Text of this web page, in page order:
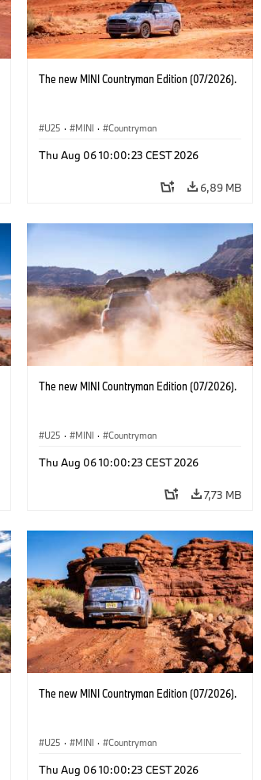
The new MINI Countryman Edition (07/2026).
U25 · MINI · Countryman
Thu Aug 06 10:00:23 CEST 2026
6,89 MB
The new MINI Countryman Edition (07/2026).
U25 · MINI · Countryman
Thu Aug 06 10:00:23 CEST 2026
7,73 MB
The new MINI Countryman Edition (07/2026).
U25 · MINI · Countryman
Thu Aug 06 10:00:23 CEST 2026